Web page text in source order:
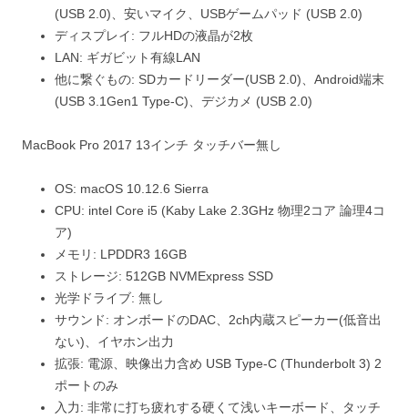
(USB 2.0)、安いマイク、USBゲームパッド (USB 2.0)
ディスプレイ: フルHDの液晶が2枚
LAN: ギガビット有線LAN
他に繋ぐもの: SDカードリーダー(USB 2.0)、Android端末
(USB 3.1Gen1 Type-C)、デジカメ (USB 2.0)
MacBook Pro 2017 13インチ タッチバー無し
OS: macOS 10.12.6 Sierra
CPU: intel Core i5 (Kaby Lake 2.3GHz 物理2コア 論理4コ
ア)
メモリ: LPDDR3 16GB
ストレージ: 512GB NVMExpress SSD
光学ドライブ: 無し
サウンド: オンボードのDAC、2ch内蔵スピーカー(低音出
ない)、イヤホン出力
拡張: 電源、映像出力含め USB Type-C (Thunderbolt 3) 2
ポートのみ
入力: 非常に打ち疲れする硬くて浅いキーボード、タッチ